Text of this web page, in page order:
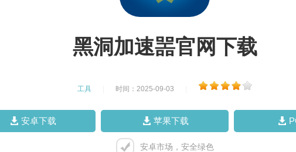
黑洞加速噐官网下载
工具 时间：2025-09-03
安卓下载 苹果下载
安卓市场，安全绿色